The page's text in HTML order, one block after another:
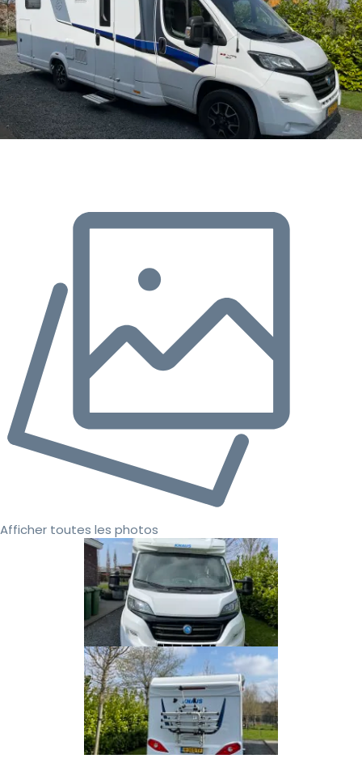
Afficher toutes les photos